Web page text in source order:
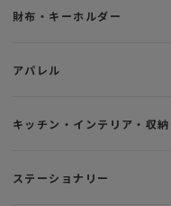
財布・キーホルダー
アパレル
キッチン・インテリア・収納
ステーショナリー